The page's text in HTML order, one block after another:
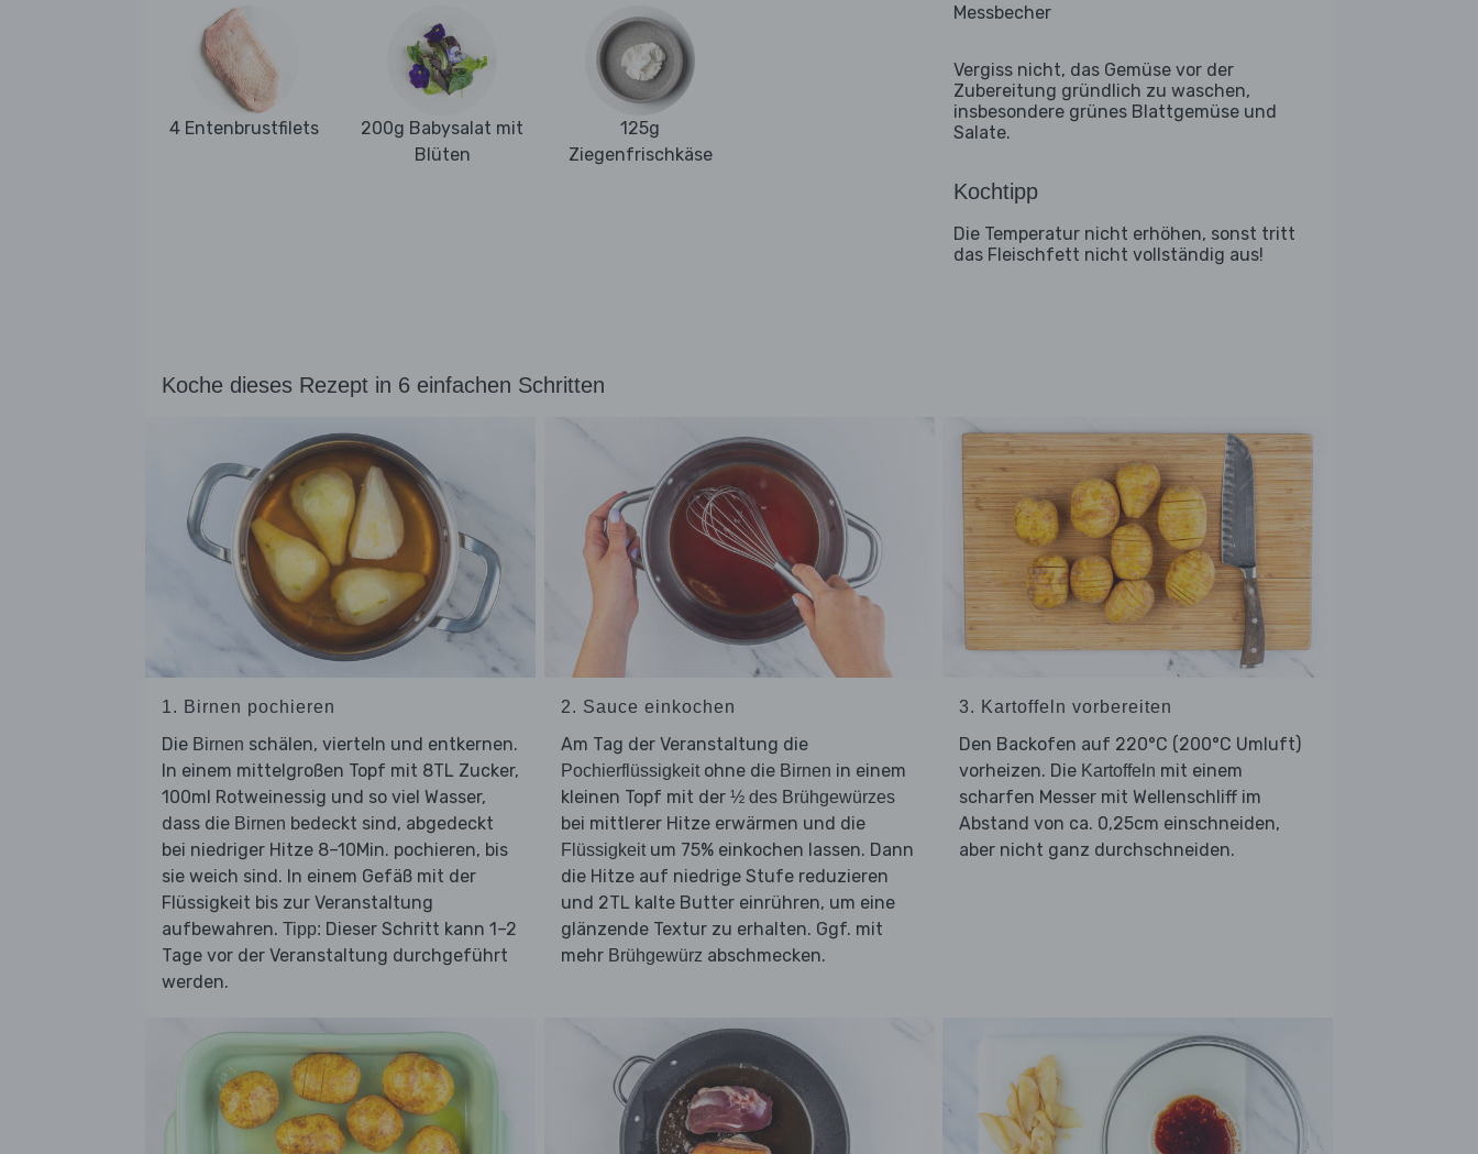
4 Entenbrustfilets
200g Babysalat mit
Blüten
125g
Ziegenfrischkäse
Messbecher
Vergiss nicht, das Gemüse vor der
Zubereitung gründlich zu waschen,
insbesondere grünes Blattgemüse und
Salate.
Kochtipp
Die Temperatur nicht erhöhen, sonst tritt
das Fleischfett nicht vollständig aus!
Koche dieses Rezept in 6 einfachen Schritten
1. Birnen pochieren
Die Birnen schälen, vierteln und entkernen.
In einem mittelgroßen Topf mit 8TL Zucker,
100ml Rotweinessig und so viel Wasser,
dass die Birnen bedeckt sind, abgedeckt
bei niedriger Hitze 8–10Min. pochieren, bis
sie weich sind. In einem Gefäß mit der
Flüssigkeit bis zur Veranstaltung
aufbewahren. Tipp: Dieser Schritt kann 1–2
Tage vor der Veranstaltung durchgeführt
werden.
2. Sauce einkochen
Am Tag der Veranstaltung die
Pochierflüssigkeitohne die Birnen in einem
kleinen Topf mit der ½ des Brühgewürzes
bei mittlerer Hitze erwärmen und die
Flüssigkeitum 75% einkochen lassen. Dann
die Hitze auf niedrige Stufe reduzieren
und 2TL kalte Butter einrühren, um eine
glänzende Textur zu erhalten. Ggf. mit
mehr Brühgewürzabschmecken.
3. Kartoffeln vorbereiten
Den Backofen auf 220°C (200°C Umluft)
vorheizen. Die Kartoffeln mit einem
scharfen Messer mit Wellenschliff im
Abstand von ca. 0,25cm einschneiden,
aber nicht ganz durchschneiden.